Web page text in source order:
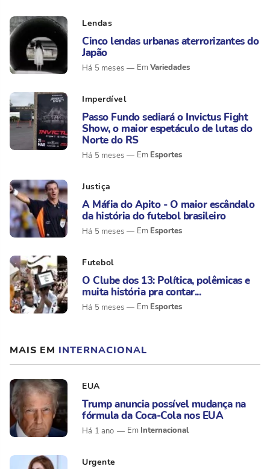
Lendas
Cinco lendas urbanas aterrorizantes do
Japão
Há 5 meses Variedades
Imperdível
Passo Fundo sediará o Invictus Fight
Show, o maior espetáculo de lutas do
Norte do RS
Há 5 meses Esportes
Justiça
A Máfia do Apito - O maior escândalo
da história do futebol brasileiro
Há 5 meses Esportes
Futebol
O Clube dos 13: Política, polêmicas e
muita história pra contar...
Há 5 meses Esportes
MAIS EM INTERNACIONAL
EUA
Trump anuncia possível mudança na
fórmula da Coca-Cola nos EUA
Há 1 ano Internacional
Urgente